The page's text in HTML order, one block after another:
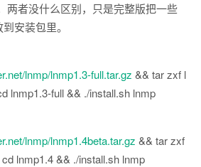
两者没什么区别，只是完整版把一些
安装包里。
lnmp/lnmp1.3-full.tar.gz && tar zxf l
lnmp1.3-full && ./install.sh lnmp
lnmp/lnmp1.4beta.tar.gz && tar zxf
lnmp1.4 && ./install.sh lnmp